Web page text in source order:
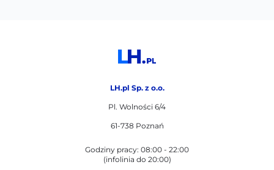
LH.pl Sp. z o.o.
Pl. Wolności 6/4
61-738 Poznań
Godziny pracy: 08:00 - 22:00
(infolinia do 20:00)